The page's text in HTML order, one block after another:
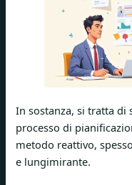
In sostanza, si tratta di
processo di
metodo reattivo,
e lungimirante.